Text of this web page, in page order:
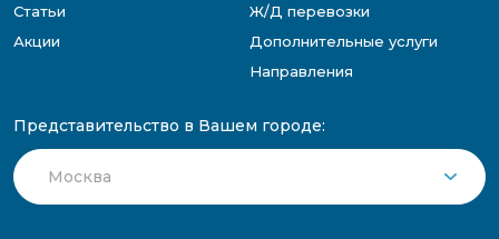
Статьи
Ж/Д перевозки
Акции
Дополнительные услуги
Направления
Представительство в Вашем городе: